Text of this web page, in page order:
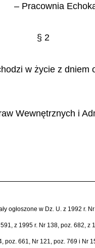
– Pracownia
§ 2
w życie z dniem
Wewnętrznych i
ogłoszone w Dz. U. z 1992 r.
z 1995 r. Nr 138, poz. 682, z
poz. 661, Nr 121, poz. 769 i Nr